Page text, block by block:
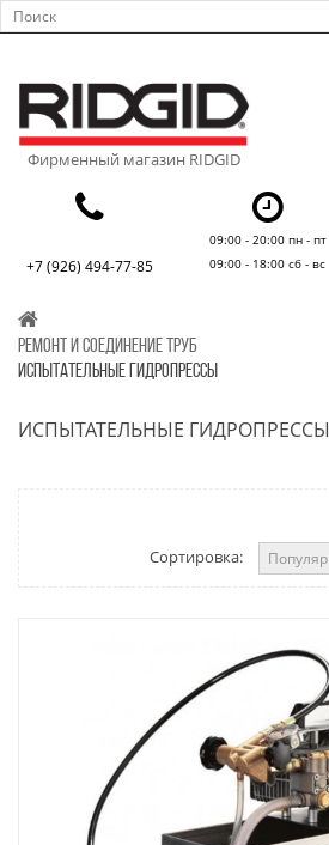
Фирменный магазин RIDGID
+7 (926) 494-77-85
09:00 - 20:00 пн - пт
09:00 - 18:00 сб - вс
РЕМОНТ И СОЕДИНЕНИЕ ТРУБ
ИСПЫТАТЕЛЬНЫЕ ГИДРОПРЕССЫ
ИСПЫТАТЕЛЬНЫЕ ГИДРОПРЕССЫ
Сортировка: